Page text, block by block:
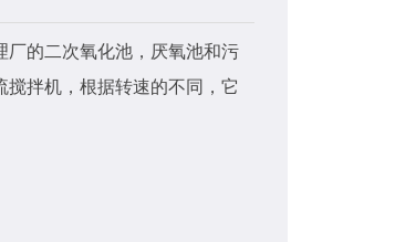
厂的二次氧化池，厌氧池和污
拌机​，根据转速的不同，它